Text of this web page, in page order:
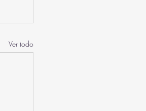
Ver todo